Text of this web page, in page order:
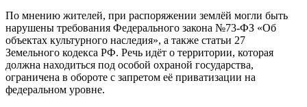
По мнению жителей, при распоряжении землёй могли быть
нарушены требования Федерального закона №73-ФЗ «Об
объектах культурного наследия», а также статьи 27
Земельного кодекса РФ. Речь идёт о территории, которая
должна находиться под особой охраной государства,
ограничена в обороте с запретом её приватизации на
федеральном уровне.